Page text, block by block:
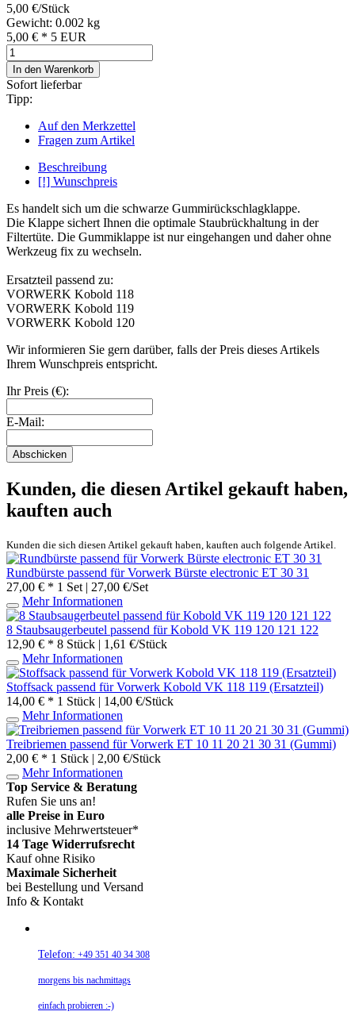
5,00 €/Stück
Gewicht: 0.002 kg
5,00 € * 5 EUR
In den Warenkorb
Sofort lieferbar
Tipp:
Auf den Merkzettel
Fragen zum Artikel
Beschreibung
[!] Wunschpreis
Es handelt sich um die schwarze Gummirückschlagklappe.
Die Klappe sichert Ihnen die optimale Staubrückhaltung in der
Filtertüte. Die Gummiklappe ist nur eingehangen und daher ohne
Werkzeug fix zu wechseln.
Ersatzteil passend zu:
VORWERK Kobold 118
VORWERK Kobold 119
VORWERK Kobold 120
Wir informieren Sie gern darüber, falls der Preis dieses Artikels
Ihrem Wunschpreis entspricht.
Ihr Preis (€):
E-Mail:
Abschicken
Kunden, die diesen Artikel gekauft haben,
kauften auch
Kunden die sich diesen Artikel gekauft haben, kauften auch folgende Artikel.
Rundbürste passend für Vorwerk Bürste electronic ET 30 31
27,00 € * 1 Set | 27,00 €/Set
Mehr Informationen
8 Staubsaugerbeutel passend für Kobold VK 119 120 121 122
12,90 € * 8 Stück | 1,61 €/Stück
Mehr Informationen
Stoffsack passend für Vorwerk Kobold VK 118 119 (Ersatzteil)
14,00 € * 1 Stück | 14,00 €/Stück
Mehr Informationen
Treibriemen passend für Vorwerk ET 10 11 20 21 30 31 (Gummi)
2,00 € * 1 Stück | 2,00 €/Stück
Mehr Informationen
Top Service & Beratung
Rufen Sie uns an!
alle Preise in Euro
inclusive Mehrwertsteuer*
14 Tage Widerrufsrecht
Kauf ohne Risiko
Maximale Sicherheit
bei Bestellung und Versand
Info & Kontakt
Telefon: +49 351 40 34 308
morgens bis nachmittags
einfach probieren :-)